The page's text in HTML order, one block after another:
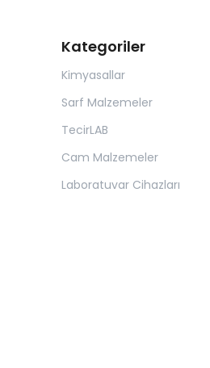
Kategoriler
Kimyasallar
Sarf Malzemeler
TecirLAB
Cam Malzemeler
Laboratuvar Cihazları